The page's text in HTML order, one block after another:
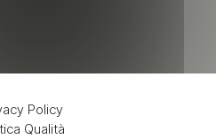
Policy
Qualità